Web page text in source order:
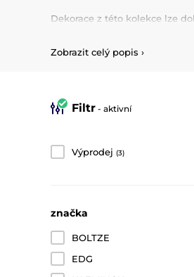
Dekorace z této kolekce lze
Vytvořte si
Zobrazit celý popis ›
Filtr - aktivní
Výprodej (3)
značka
BOLTZE
EDG